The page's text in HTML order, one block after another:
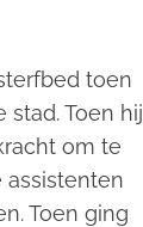
toen
Toen hij
om te
assistenten
Toen ging